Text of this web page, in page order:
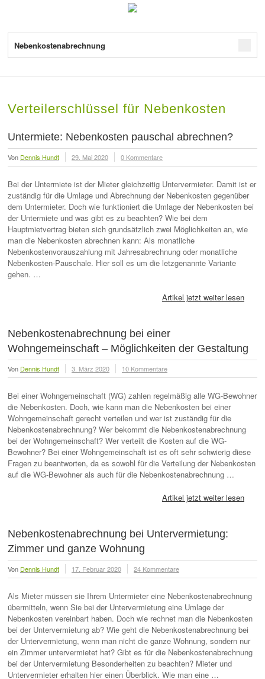
Nebenkostenabrechnung
Verteilerschlüssel für Nebenkosten
Untermiete: Nebenkosten pauschal abrechnen?
Von Dennis Hundt 29. Mai 2020 0 Kommentare
Bei der Untermiete ist der Mieter gleichzeitig Untervermieter. Damit ist er
zuständig für die Umlage und Abrechnung der Nebenkosten gegenüber
dem Untermieter. Doch wie funktioniert die Umlage der Nebenkosten bei
der Untermiete und was gibt es zu beachten? Wie bei dem
Hauptmietvertrag bieten sich grundsätzlich zwei Möglichkeiten an, wie
man die Nebenkosten abrechnen kann: Als monatliche
Nebenkostenvorauszahlung mit Jahresabrechnung oder monatliche
Nebenkosten-Pauschale. Hier soll es um die letzgenannte Variante
gehen. …
Artikel jetzt weiter lesen
Nebenkostenabrechnung bei einer
Wohngemeinschaft – Möglichkeiten der Gestaltung
Von Dennis Hundt 3. März 2020 10 Kommentare
Bei einer Wohngemeinschaft (WG) zahlen regelmäßig alle WG-Bewohner
die Nebenkosten. Doch, wie kann man die Nebenkosten bei einer
Wohngemeinschaft gerecht verteilen und wer ist zuständig für die
Nebenkostenabrechnung? Wer bekommt die Nebenkostenabrechnung
bei der Wohngemeinschaft? Wer verteilt die Kosten auf die WG-
Bewohner? Bei einer Wohngemeinschaft ist es oft sehr schwierig diese
Fragen zu beantworten, da es sowohl für die Verteilung der Nebenkosten
auf die WG-Bewohner als auch für die Nebenkostenabrechnung …
Artikel jetzt weiter lesen
Nebenkostenabrechnung bei Untervermietung:
Zimmer und ganze Wohnung
Von Dennis Hundt 17. Februar 2020 24 Kommentare
Als Mieter müssen sie Ihrem Untermieter eine Nebenkostenabrechnung
übermitteln, wenn Sie bei der Untervermietung eine Umlage der
Nebenkosten vereinbart haben. Doch wie rechnet man die Nebenkosten
bei der Untervermietung ab? Wie geht die Nebenkostenabrechnung bei
der Untervermietung, wenn man nicht die ganze Wohnung, sondern nur
ein Zimmer untervermietet hat? Gibt es für die Nebenkostenabrechnung
bei der Untervermietung Besonderheiten zu beachten? Mieter und
Untervermieter erhalten hier einen Überblick. Wie man eine …